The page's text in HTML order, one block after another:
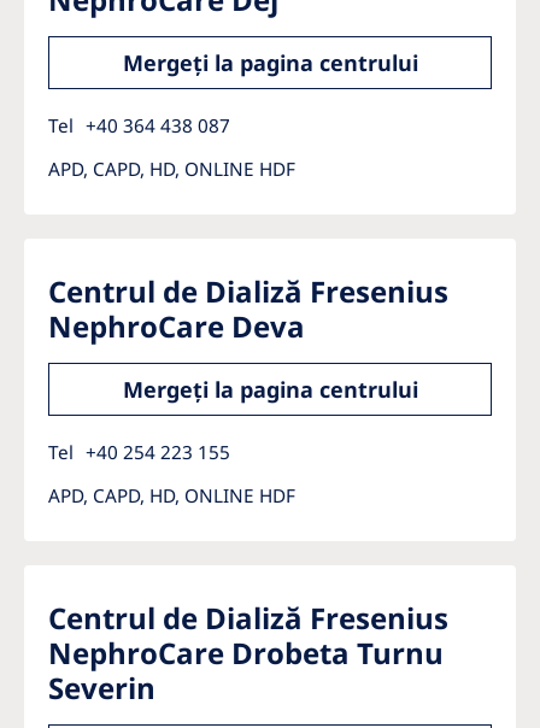
Mergeți la pagina centrului
Tel +40 364 438 087
APD, CAPD, HD, ONLINE HDF
Centrul de Dializă Fresenius
NephroCare Deva
Mergeți la pagina centrului
Tel +40 254 223 155
APD, CAPD, HD, ONLINE HDF
Centrul de Dializă Fresenius
NephroCare Drobeta Turnu
Severin